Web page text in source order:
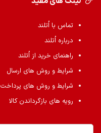
تماس با اُتلند
درباره اُتلند
راهنمای خرید از اُتلند
شرایط و روش های ارسال
شرایط و روش های پرداخت
رویه های بازگرداندن کالا